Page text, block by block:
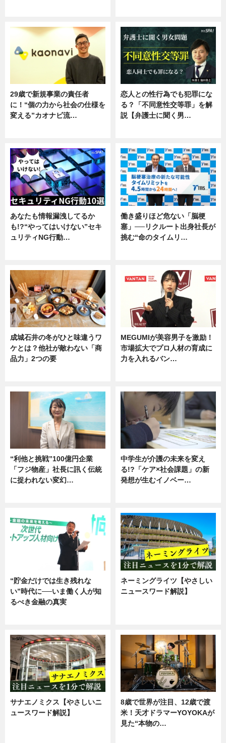
29歳で新規事業の責任者
に！“個の力から社会の仕様を
変える”カオナビ流…
恋人との性行為でも犯罪にな
る？「不同意性交等罪」を解
説【弁護士に聞く男…
あなたも情報漏洩してるか
も!?“やってはいけない”セキ
ュリティNG行動…
働き盛りほど危ない「脳梗
塞」──リクルート出身社長が
挑む“命のタイムリ…
成城石井の冬がひと味違うワ
ケとは？他社が敵わない「商
品力」2つの要
MEGUMIが美容男子を激励！
市場拡大でプロ人材の育成に
力を入れるバン…
“利他と挑戦”100億円企業
「フジ物産」社長に訊く伝統
に捉われない変幻…
中学生が介護の未来を変え
る!?「ケア×社会課題」の新
発想が生むイノベー…
“貯金だけでは生き残れな
い”時代に──いま働く人が知
るべき金融の真実
ネーミングライツ【やさしい
ニュースワード解説】
サナエノミクス【やさしいニ
ュースワード解説】
8歳で世界が注目、12歳で渡
米！天才ドラマーYOYOKAが
見た“本物の…